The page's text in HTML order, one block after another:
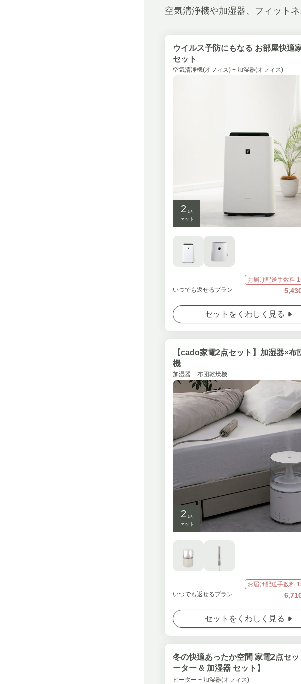
空気清浄機や加湿器、フィット
ウイルス予防にもなる お部屋快適
セット
空気清浄機(オフィス) + 加湿器(オフィス)
2 点
セット
お届け配送手数料
いつでも返せるプラン
セットをくわしく見る
【cado家電2点セット】加湿器×布
機
加湿器 + 布団乾燥機
2 点
セット
お届け配送手数料
いつでも返せるプラン
セットをくわしく見る
冬の快適あったか空間 家電2点セッ
ーター & 加湿器 セット】
ヒーター + 加湿器(オフィス)